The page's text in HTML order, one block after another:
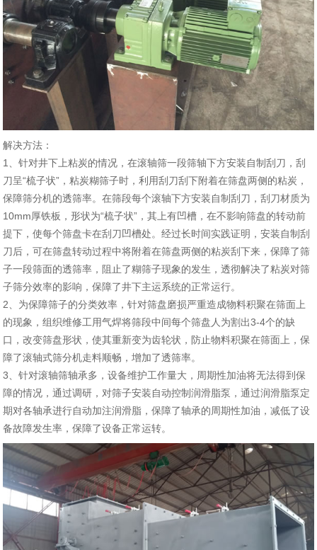
解决方法：
1、针对井下上粘炭的情况，在滚轴筛一段筛轴下方安装自制刮刀，刮
刀呈“梳子状”，粘炭糊筛子时，利用刮刀刮下附着在筛盘两侧的粘炭，
保障筛分机的透筛率。在筛段每个滚轴下方安装自制刮刀，刮刀材质为
10mm厚铁板，形状为“梳子状”，其上有凹槽，在不影响筛盘的转动前
提下，使每个筛盘卡在刮刀凹槽处。经过长时间实践证明，安装自制刮
刀后，可在筛盘转动过程中将附着在筛盘两侧的粘炭刮下来，保障了筛
子一段筛面的透筛率，阻止了糊筛子现象的发生，透彻解决了粘炭对筛
子筛分效率的影响，保障了井下主运系统的正常运行。
2、为保障筛子的分类效率，针对筛盘磨损严重造成物料积聚在筛面上
的现象，组织维修工用气焊将筛段中间每个筛盘人为割出3-4个的缺
口，改变筛盘形状，使其重新变为齿轮状，防止物料积聚在筛面上，保
障了滚轴式筛分机走料顺畅，增加了透筛率。
3、针对滚轴筛轴承多，设备维护工作量大，周期性加油将无法得到保
障的情况，通过调研，对筛子安装自动控制润滑脂泵，通过润滑脂泵定
期对各轴承进行自动加注润滑脂，保障了轴承的周期性加油，减低了设
备故障发生率，保障了设备正常运转。